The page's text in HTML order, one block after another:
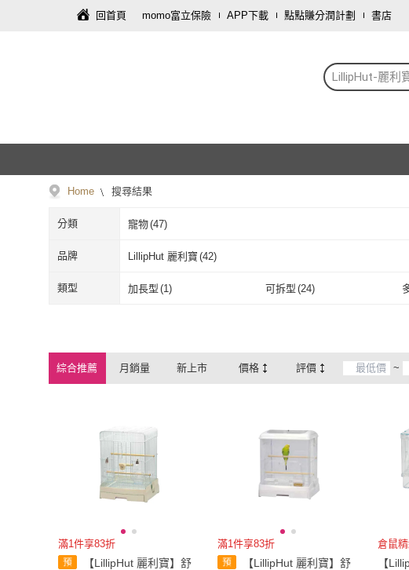
回首頁 momo富立保險 APP下載 點點賺分潤計劃 書店
LillipHut-麗利
Home 搜尋結果
分類 寵物(47)
品牌 LillipHut 麗利寶 (42)
LillipHut 麗利寶
類型 加長型 (1) 可拆型 (24)
綜合推薦 月銷量 新上市 價格 評價 ~
滿1件享83折
【LillipHut 麗利寶】舒
滿1件享83折
【LillipHut 麗利寶】舒
倉鼠
【